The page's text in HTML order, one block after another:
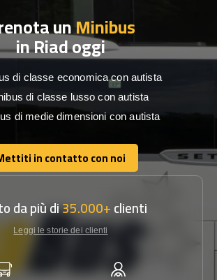
unMinibus
in Riad oggi
di classe economica con autista
di classe lusso con autista
di medie dimensioni con autista
in contatto con noi
in contatto con noi
da più di35.000+clienti
Leggi le storie dei clienti